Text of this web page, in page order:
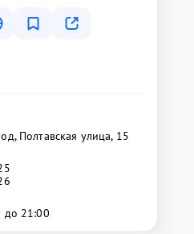
Полтавская улица, 15
до 21:00